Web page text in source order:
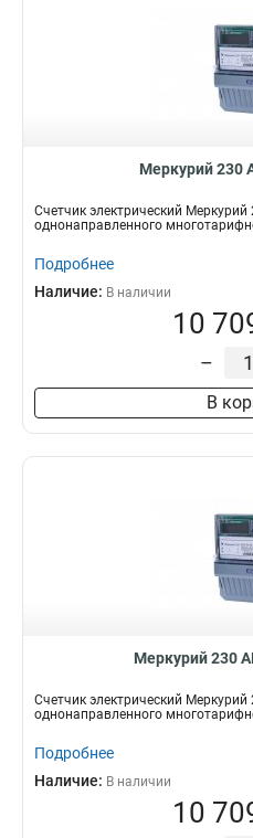
Меркурий 230
Счетчик электрический Меркурий
однонаправленного
Подробнее
Наличие: В наличии
10
–
В
Меркурий 230
Счетчик электрический Меркурий
однонаправленного
Подробнее
Наличие: В наличии
10